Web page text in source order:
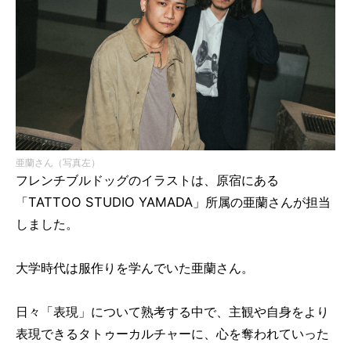
亜蘭さん（写真左）
フレンチブルドッグのイラストは、原宿にある
「TATTOO STUDIO YAMADA」所属の亜蘭さんが担当
しました。
大学時代は服作りを学んでいた亜蘭さん。
日々「表現」について熟考する中で、主観や自身をより
表現できるタトゥーカルチャーに、心を奪われていった